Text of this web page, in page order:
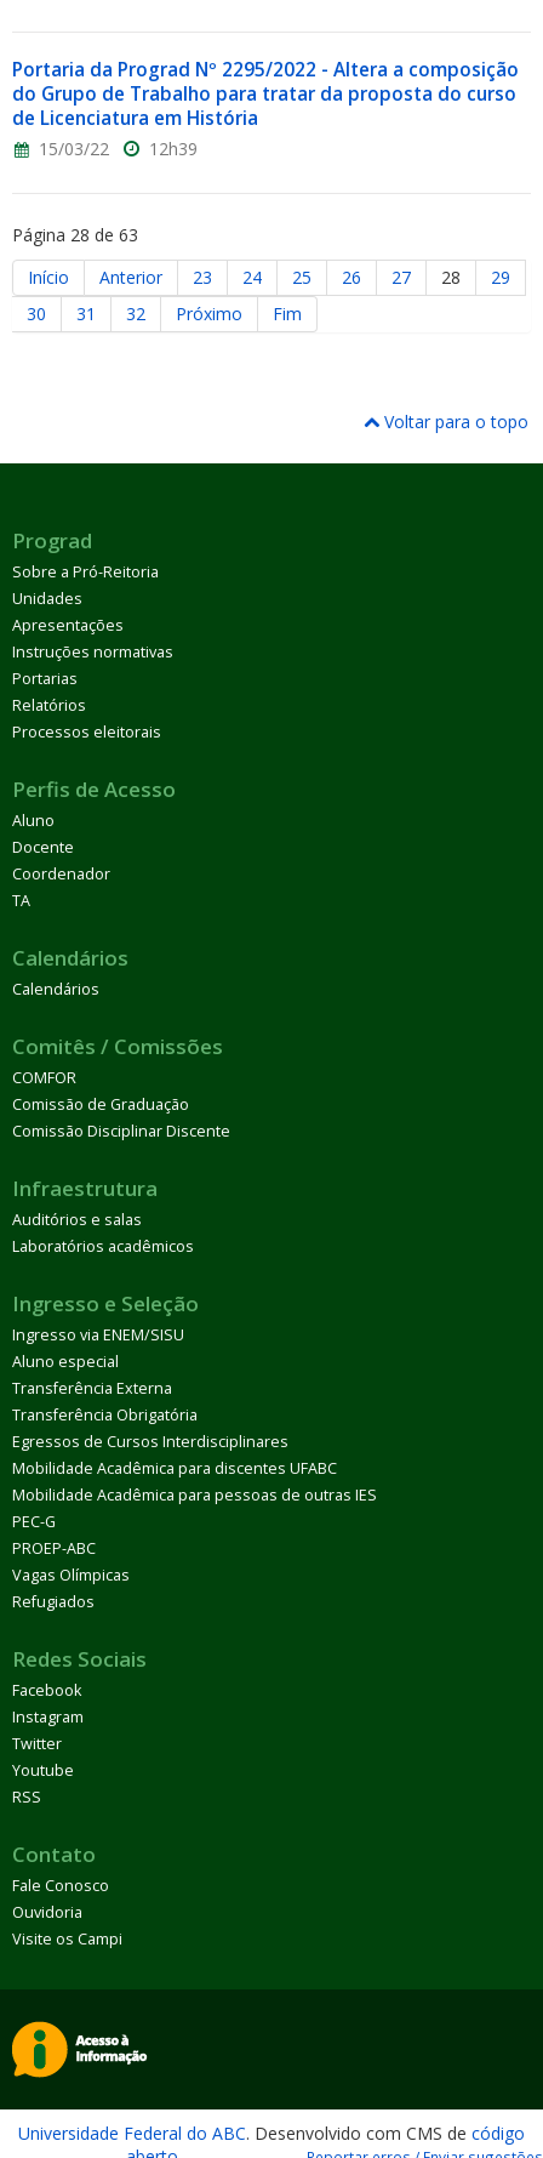
Portaria da Prograd Nº 2295/2022 - Altera a composição
do Grupo de Trabalho para tratar da proposta do curso
de Licenciatura em História
15/03/22 12h39
Página 28 de 63
Início
Anterior 23 24 25 26 27 28
29
30
31 32 Próximo Fim
Voltar para o topo
Prograd
Sobre a Pró-Reitoria
Unidades
Apresentações
Instruções normativas
Portarias
Relatórios
Processos eleitorais
Perfis de Acesso
Aluno
Docente
Coordenador
TA
Calendários
Calendários
Comitês / Comissões
COMFOR
Comissão de Graduação
Comissão Disciplinar Discente
Infraestrutura
Auditórios e salas
Laboratórios acadêmicos
Ingresso e Seleção
Ingresso via ENEM/SISU
Aluno especial
Transferência Externa
Transferência Obrigatória
Egressos de Cursos Interdisciplinares
Mobilidade Acadêmica para discentes UFABC
Mobilidade Acadêmica para pessoas de outras IES
PEC-G
PROEP-ABC
Vagas Olímpicas
Refugiados
Redes Sociais
Facebook
Instagram
Twitter
Youtube
RSS
Contato
Fale Conosco
Ouvidoria
Visite os Campi
Universidade Federal do ABC. Desenvolvido com CMS de código